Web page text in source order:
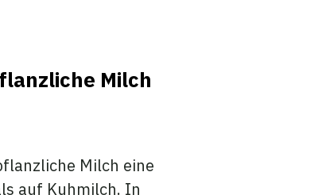
Milch
Milch eine
auf Kuhmilch. In